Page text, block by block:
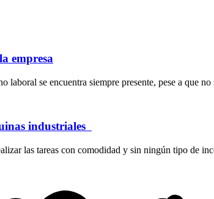
empresa
laboral se encuentra siempre presente, pese a que
industriales
las tareas con comodidad y sin ningún tipo de